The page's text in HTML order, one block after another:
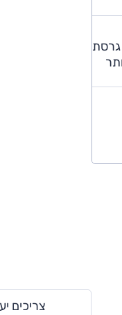
גרסת
צריכים